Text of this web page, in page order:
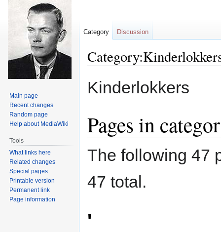
Jump
to
Jump
to
Kinderlokkers
Pages in
The following 47
47 total.
'
Category Discussion
Main page
Recent changes
Random page
Help about MediaWiki
Tools
What links here
Related changes
Special pages
Printable version
Permanent link
Page information